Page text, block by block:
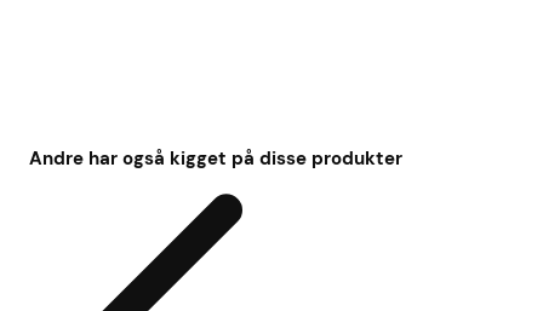
Andre har også kigget på disse produkter